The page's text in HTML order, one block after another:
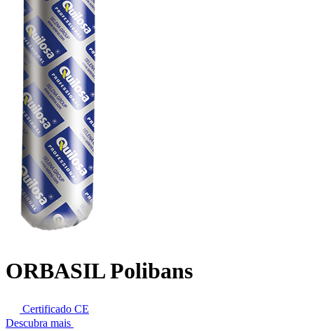
ORBASIL Polibans
Certificado CE
Descubra mais